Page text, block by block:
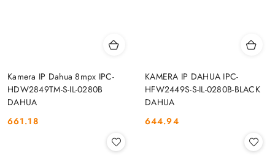
Kamera IP Dahua 8mpx IPC-
HDW2849TM-S-IL-0280B
DAHUA
Cena:
661.18
KAMERA IP DAHUA IPC-
HFW2449S-S-IL-0280B-BLACK
DAHUA
Cena:
644.94